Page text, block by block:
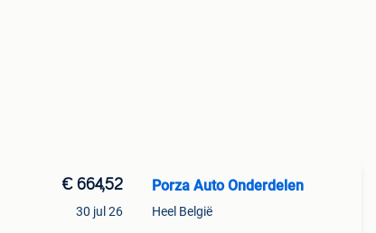
€ 664,52
30 jul 26
Porza Auto Onderdelen
Heel België